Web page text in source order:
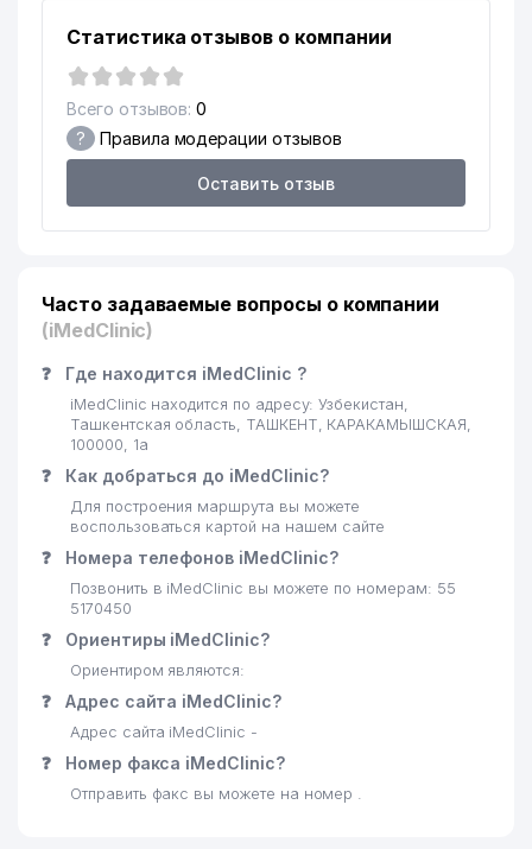
Статистика отзывов о компании
Всего отзывов: 0
? Правила модерации отзывов
Оставить отзыв
Часто задаваемые вопросы о компании
(iMedClinic)
❓ Где находится iMedClinic ?
iMedClinic находится по адресу: Узбекистан,
Ташкентская область, ТАШКЕНТ, КАРАКАМЫШСКАЯ,
100000, 1а
❓ Как добраться до iMedClinic?
Для построения маршрута вы можете
воспользоваться картой на нашем сайте
❓ Номера телефонов iMedClinic?
Позвонить в iMedClinic вы можете по номерам: 55
5170450
❓ Ориентиры iMedClinic?
Ориентиром являются:
❓ Адрес сайта iMedClinic?
Адрес сайта iMedClinic -
❓ Номер факса iMedClinic?
Отправить факс вы можете на номер .